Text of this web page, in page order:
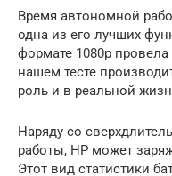
Время автономной
одна из его лучших
формате 1080p
нашем тесте
роль и в реальной
Наряду со
работы, HP может
Этот вид статистики